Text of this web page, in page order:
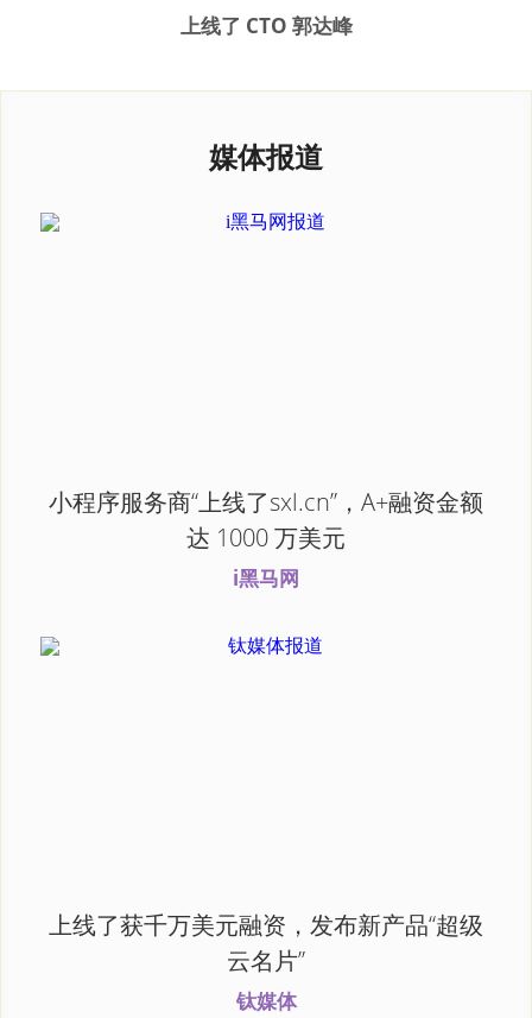
上线了 CTO 郭达峰
媒体报道
小程序服务商“上线了sxl.cn”，A+融资金额
达 1000 万美元
i黑马网
上线了获千万美元融资，发布新产品“超级
云名片”
钛媒体